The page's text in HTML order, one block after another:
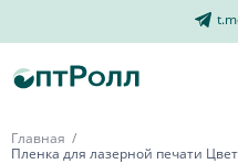
Главная
Пленка для лазерной печати